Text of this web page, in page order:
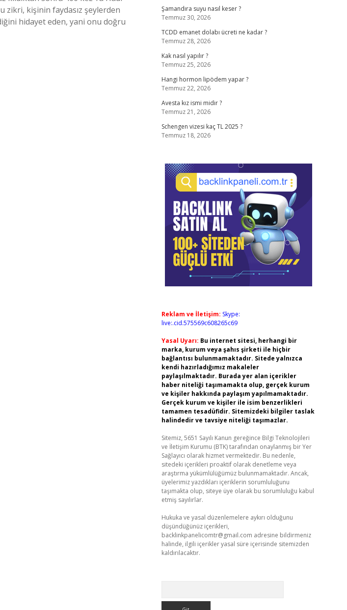
zikri, kişinin faydasız şeylerden
hidayet eden, yani onu doğru
Şamandıra suyu nasıl keser ?
Temmuz 30, 2026
TCDD emanet dolabı ücreti ne kadar ?
Temmuz 28, 2026
Kak nasıl yapılır ?
Temmuz 25, 2026
Hangi hormon lipödem yapar ?
Temmuz 22, 2026
Avesta kız ismi midir ?
Temmuz 21, 2026
Schengen vizesi kaç TL 2025 ?
Temmuz 18, 2026
Reklam ve İletişim: Skype:
live:.cid.575569c608265c69
Yasal Uyarı: Bu internet sitesi, herhangi bir
marka, kurum veya şahıs şirketi ile hiçbir
bağlantısı bulunmamaktadır. Sitede yalnızca
kendi hazırladığımız makaleler
paylaşılmaktadır. Burada yer alan içerikler
haber niteliği taşımamakta olup, gerçek kurum
ve kişiler hakkında paylaşım yapılmamaktadır.
Gerçek kurum ve kişiler ile isim benzerlikleri
tamamen tesadüfidir. Sitemizdeki bilgiler taslak
halindedir ve tavsiye niteliği taşımazlar.
Sitemiz, 5651 Sayılı Kanun gereğince Bilgi Teknolojileri
ve İletişim Kurumu (BTK) tarafından onaylanmış bir Yer
Sağlayıcı olarak hizmet vermektedir. Bu nedenle,
sitedeki içerikleri proaktif olarak denetleme veya
araştırma yükümlülüğümüz bulunmamaktadır. Ancak,
üyelerimiz yazdıkları içeriklerin sorumluluğunu
taşımakta olup, siteye üye olarak bu sorumluluğu kabul
etmiş sayılırlar.
Hukuka ve yasal düzenlemelere aykırı olduğunu
düşündüğünüz içerikleri,
backlinkpanelicomtr@gmail.com adresine bildirmeniz
halinde, ilgili içerikler yasal süre içerisinde sitemizden
kaldırılacaktır.